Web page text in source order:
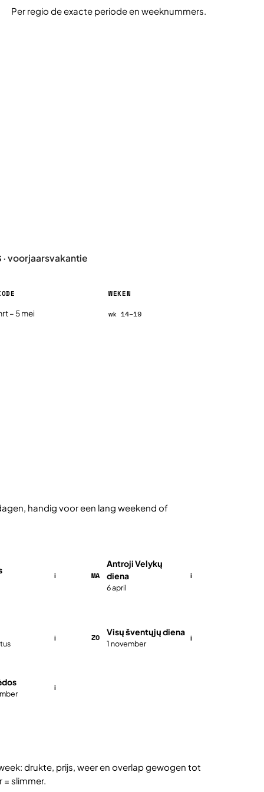
Per regio de exacte periode en weeknummers.
· voorjaarsvakantie
2026, per regio
WEKEN
– 5 mei wk 14–19
handig voor een lang weekend of
i MA
Antroji Velykų
diena
6 april
i
i ZO
Visų šventųjų diena
1 november
i
i
drukte, prijs, weer en overlap gewogen tot
slimmer.